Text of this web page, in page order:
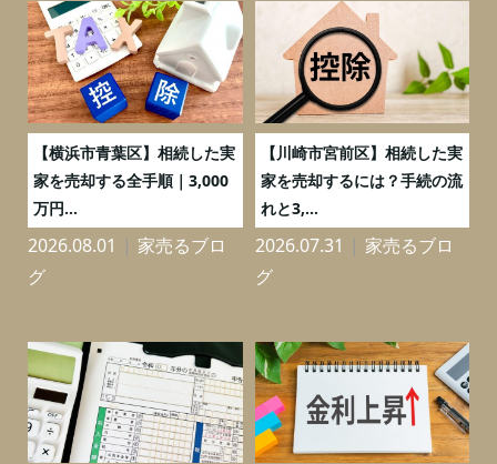
【横浜市青葉区】相続した実
家を売却する全手順｜3,000
万円...
2026.08.01
家売るブロ
グ
【川崎市宮前区】相続した実
家を売却するには？手続の流
れと3,...
2026.07.31
家売るブロ
グ